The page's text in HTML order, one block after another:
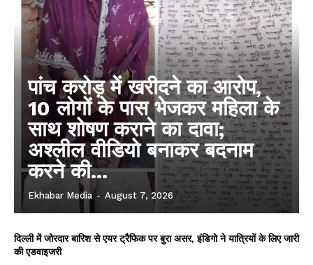
पांच करोड़ में खरीदने का आरोप,
10 लोगों के पास भेजकर महिला के
साथ शोषण कराने का दावा;
अश्लील वीडियो बनाकर बदनाम
करने की...
Ekhabar Media - August 7, 2026
दिल्ली में जोरदार बारिश से एयर ट्रैफिक पर बुरा असर, इंडिगो ने यात्रियों के लिए जारी
की एडवाइजरी